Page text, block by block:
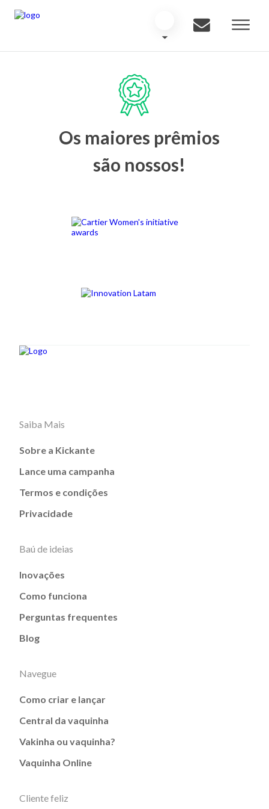
Os maiores prêmios
são nossos!
Saiba Mais
Sobre a Kickante
Lance uma campanha
Termos e condições
Privacidade
Baú de ideias
Inovações
Como funciona
Perguntas frequentes
Blog
Navegue
Como criar e lançar
Central da vaquinha
Vakinha ou vaquinha?
Vaquinha Online
Cliente feliz